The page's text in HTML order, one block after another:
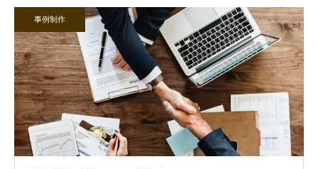
事例制作